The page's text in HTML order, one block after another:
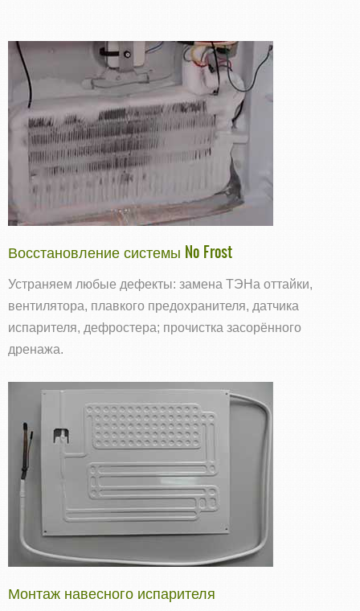
Восстановление системы No Frost
Устраняем любые дефекты: замена ТЭНа оттайки,
вентилятора, плавкого предохранителя, датчика
испарителя, дефростера; прочистка засорённого
дренажа.
Монтаж навесного испарителя